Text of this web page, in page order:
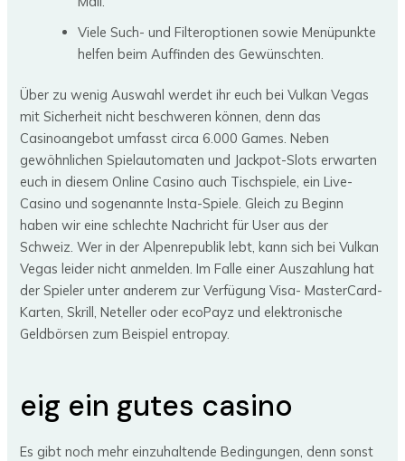
Viele Such- und Filteroptionen sowie Menüpunkte
helfen beim Auffinden des Gewünschten.
Über zu wenig Auswahl werdet ihr euch bei Vulkan Vegas
mit Sicherheit nicht beschweren können, denn das
Casinoangebot umfasst circa 6.000 Games. Neben
gewöhnlichen Spielautomaten und Jackpot-Slots erwarten
euch in diesem Online Casino auch Tischspiele, ein Live-
Casino und sogenannte Insta-Spiele. Gleich zu Beginn
haben wir eine schlechte Nachricht für User aus der
Schweiz. Wer in der Alpenrepublik lebt, kann sich bei Vulkan
Vegas leider nicht anmelden. Im Falle einer Auszahlung hat
der Spieler unter anderem zur Verfügung Visa- MasterCard-
Karten, Skrill, Neteller oder ecoPayz und elektronische
Geldbörsen zum Beispiel entropay.
eig ein gutes casino
Es gibt noch mehr einzuhaltende Bedingungen, denn sonst